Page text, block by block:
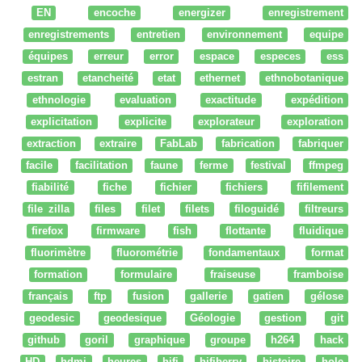
EN
encoche energizer
enregistrement
enregistrements
entretien environnement
equipe
équipes
erreur error espace especes
ess
estran
etancheité etat ethernet
ethnobotanique
ethnologie
evaluation exactitude
expédition
explicitation
explicite explorateur
exploration
extraction
extraire FabLab fabrication
fabriquer
facile
facilitation faune ferme festival
ffmpeg
fiabilité
fiche fichier fichiers
fifilement
file zilla
files filet filets filoguidé
filtreurs
firefox
firmware fish flottante
fluidique
fluorimètre
fluorométrie fondamentaux
format
formation
formulaire fraiseuse
framboise
français
ftp fusion gallerie gatien
gélose
geodesic
geodesique Géologie gestion
git
github
goril graphique groupe h264
hack